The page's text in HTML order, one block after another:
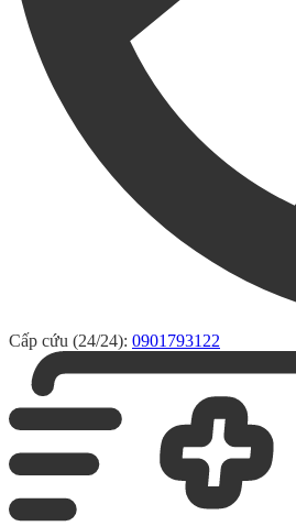
Cấp cứu (24/24): 0901793122